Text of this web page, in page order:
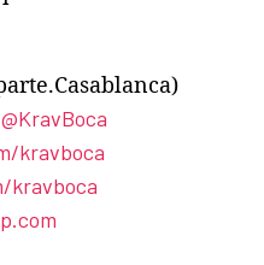
kravboca
kravboca